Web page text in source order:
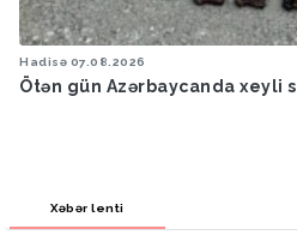
Hadisə 07.08.2026
Ötən gün Azərbaycanda xeyli
Xəbər lenti